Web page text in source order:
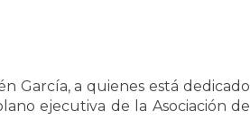
García, a quienes está dedicado
ejecutiva de la Asociación de